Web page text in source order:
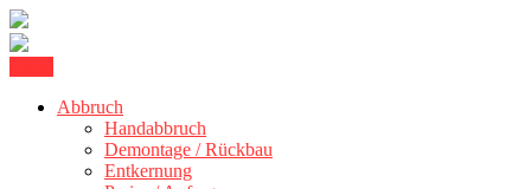
content
Betonschneiden Stuttgart
+ 300 kmAbbruch
Handabbruch
Demontage / Rückbau
Entkernung